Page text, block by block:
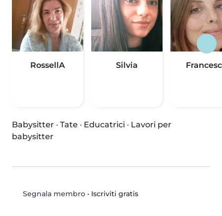
RossellA Silvia
Babysitter · Tate · Educatrici · Lavori per
babysitter
Segnala membro• Iscriviti gratis